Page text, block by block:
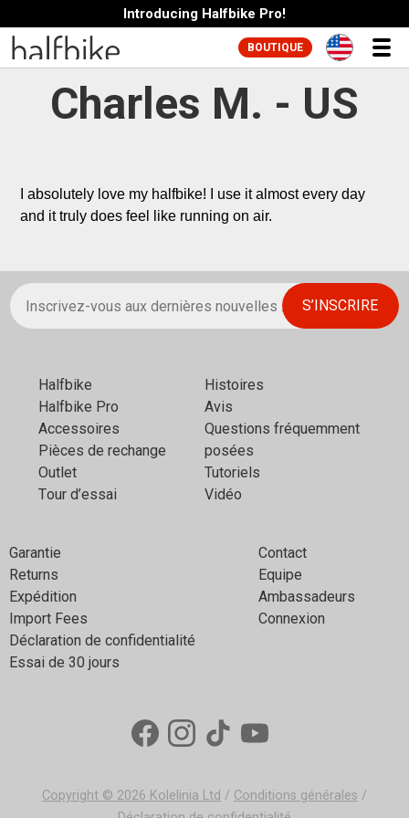
Introducing Halfbike Pro!
BOUTIQUE
Charles M. - US
I absolutely love my halfbike! I use it almost every day
and it truly does feel like running on air.
Halfbikе
Halfbike Pro
Аccessoires
Pièces de rechange
Outlet
Тour d’essai
Histoires
Avis
Questions fréquemment
posées
Tutoriels
Vidéo
Garantie
Returns
Expédition
Import Fees
Déclaration de confidentialité
Essai de 30 jours
Contact
Equipe
Ambassadeurs
Connexion
Copyright © 2026 Kolelinia Ltd / Conditions générales /